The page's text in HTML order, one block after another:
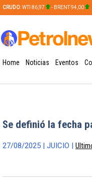
CRUDO: WTI 86,97 - BRENT 94,00
Home Noticias Eventos
Se definió la fecha
27/08/2025 | JUICIO |